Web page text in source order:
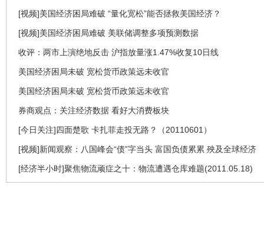
[视频]美国经济困局难破 “量化宽松”能否拯救美国经济？
[视频]美国经济困局难破 美联储调整多项预测数据
收评：两市上演绝地反击 沪指放量涨1.47%收复10日线
美国经济困局未破 宽松货币政策远未收官
美国经济困局未破 宽松货币政策远未收官
券商观点：关注经济数据 看好大消费板块
[今日关注]四面楚歌 卡扎菲走投无路？（20110601）
[视频]新闻观察：八国峰会“债”字当头 富国负债累累 殃及全球经济
[经济半小时]聚焦物流顽症之十：物流遭遇仓库难题(2011.05.18)